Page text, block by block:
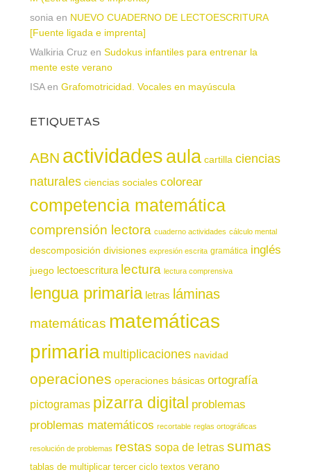
sonia en NUEVO CUADERNO DE LECTOESCRITURA
[Fuente ligada e imprenta]
Walkiria Cruz en Sudokus infantiles para entrenar la
mente este verano
ISAen Grafomotricidad. Vocales en mayúscula
ETIQUETAS
ABN actividadesaula cartilla ciencias
naturales ciencias sociales colorear
competencia matemática
comprensión lectora cuaderno actividades cálculo mental
descomposición divisiones expresión escrita gramática inglés
juego lectoescritura lectura lectura comprensiva
lengua primaria letras láminas
matemáticas matemáticas
primaria multiplicaciones navidad
operaciones operaciones básicas ortografía
pictogramas pizarra digital problemas
problemas matemáticos recortable reglas ortográficas
resolución de problemas restas sopa de letras sumas
tablas de multiplicar tercer ciclo textos verano